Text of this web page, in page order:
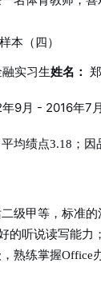
本（四）
实习生姓名：
9月 - 2016年7
均绩点3.18；
级甲等，标准
的听说读写能力
熟练掌握Office